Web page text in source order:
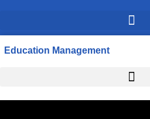
Education Management